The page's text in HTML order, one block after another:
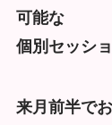
可能な
個別セッシ
来月前半で